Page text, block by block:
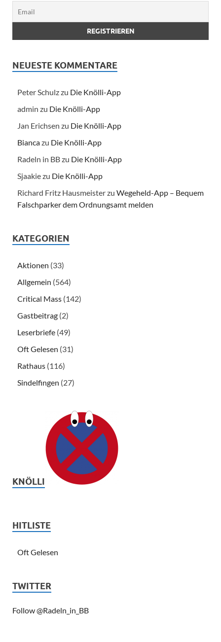
NEUESTE KOMMENTARE
Peter Schulzzu Die Knölli-App
admin zu Die Knölli-App
Jan Erichsen zu Die Knölli-App
Biancazu Die Knölli-App
Radeln in BBzu Die Knölli-App
Sjaakiezu Die Knölli-App
Richard Fritz Hausmeisterzu Wegeheld-App – Bequem
Falschparker dem Ordnungsamt melden
KATEGORIEN
Aktionen (33)
Allgemein (564)
Critical Mass (142)
Gastbeitrag (2)
Leserbriefe (49)
Oft Gelesen (31)
Rathaus (116)
Sindelfingen (27)
KNÖLLI
HITLISTE
Oft Gelesen
TWITTER
Follow @Radeln_in_BB